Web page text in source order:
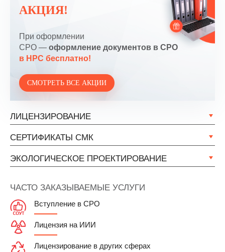
АКЦИЯ!
При оформлении
СРО — оформление документов в СРО
в НРС бесплатно!
СМОТРЕТЬ ВСЕ АКЦИИ
ЛИЦЕНЗИРОВАНИЕ
СЕРТИФИКАТЫ СМК
ЭКОЛОГИЧЕСКОЕ ПРОЕКТИРОВАНИЕ
ЧАСТО ЗАКАЗЫВАЕМЫЕ УСЛУГИ
Вступление в СРО
Лицензия на ИИИ
Лицензирование в других сферах